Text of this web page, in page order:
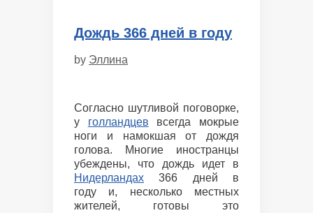
Дождь 366 дней в году
by Эллина
Согласно шутливой поговорке,
у голландцев всегда мокрые
ноги и намокшая от дождя
голова. Многие иностранцы
убеждены, что дождь идет в
Нидерландах 366 дней в
году и, несколько местных
жителей, готовы это